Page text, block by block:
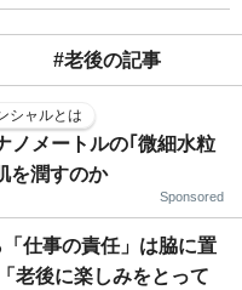
#老後の記事
シャルとは
ノメートルの｢微細水粒
を潤すのか
Sponsored
仕事の責任」は脇に置
老後に楽しみをとって